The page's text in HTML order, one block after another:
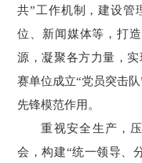
共”工作机制，建设管
位、新闻媒体等，打
源，凝聚各方力量，
赛单位成立“党员突击
先锋模范作用。
重视安全生产，
会，构建“统一领导、